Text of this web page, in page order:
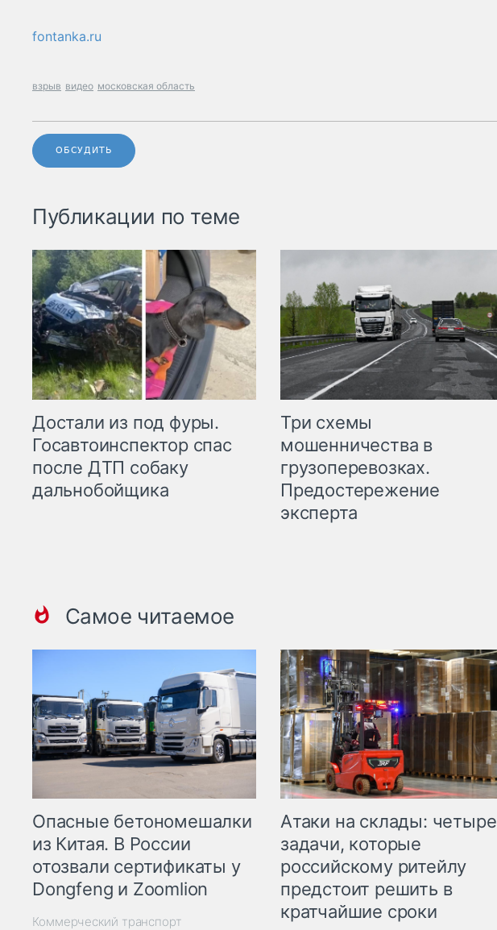
fontanka.ru
взрыв видео московская область
ОБСУДИТЬ
Публикации по теме
Достали из под фуры.
Госавтоинспектор спас
после ДТП собаку
дальнобойщика
Три схемы
мошенничества в
грузоперевозках.
Предостережение
эксперта
Самое читаемое
Опасные бетономешалки
из Китая. В России
отозвали сертификаты у
Dongfeng и Zoomlion
Коммерческий транспорт
Атаки на склады: четыре
задачи, которые
российскому ритейлу
предстоит решить в
кратчайшие сроки